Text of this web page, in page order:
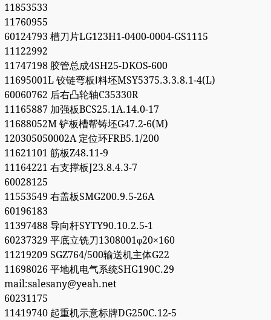
11853533
11760955
60124793 槽刀片LG123H1-0400-0004-GS1115
11122992
11747198 胶管总成4SH25-DKOS-600
11695001L 铰链弯板Ⅰ料坯MSY5375.3.3.8.1-4(L)
60060762 后右凸轮轴C35330R
11165887 加强板BCS25.1A.14.0-17
11688052M 铲板槽帮铸坯G47.2-6(M)
120305050002A 定位环FRB5.1/200
11621101 筋板Z48.11-9
11164221 右支撑板J23.8.4.3-7
60028125
11553549 右盖板SMG200.9.5-26A
60196183
11397488 导向杆SYTY90.10.2.5-1
60237329 平底立铣刀1308001φ20×160
11219209 SGZ764/500输送机主体G22
11698026 平地机电气系统SHG190C.29
mail:salesany@yeah.net
60231175
11419740 起重机示意标牌DG250C.12-5